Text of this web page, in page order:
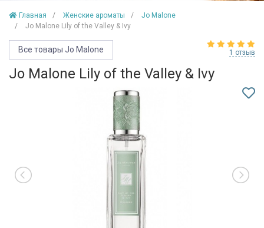
Главная Женские ароматы
Jo Malone
Jo Malone Lily of the Valley & Ivy
Все товары Jo Malone 1 отзыв
Jo Malone Lily of the Valley & Ivy